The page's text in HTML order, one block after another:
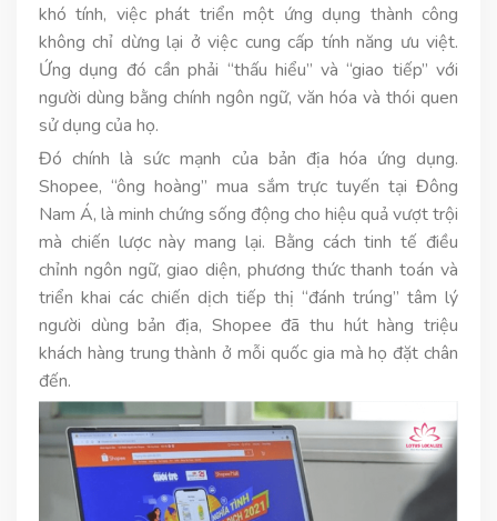
khó tính, việc phát triển một ứng dụng thành công
không chỉ dừng lại ở việc cung cấp tính năng ưu việt.
Ứng dụng đó cần phải “thấu hiểu” và “giao tiếp” với
người dùng bằng chính ngôn ngữ, văn hóa và thói quen
sử dụng của họ.
Đó chính là sức mạnh của bản địa hóa ứng dụng.
Shopee, “ông hoàng” mua sắm trực tuyến tại Đông
Nam Á, là minh chứng sống động cho hiệu quả vượt trội
mà chiến lược này mang lại. Bằng cách tinh tế điều
chỉnh ngôn ngữ, giao diện, phương thức thanh toán và
triển khai các chiến dịch tiếp thị “đánh trúng” tâm lý
người dùng bản địa, Shopee đã thu hút hàng triệu
khách hàng trung thành ở mỗi quốc gia mà họ đặt chân
đến.